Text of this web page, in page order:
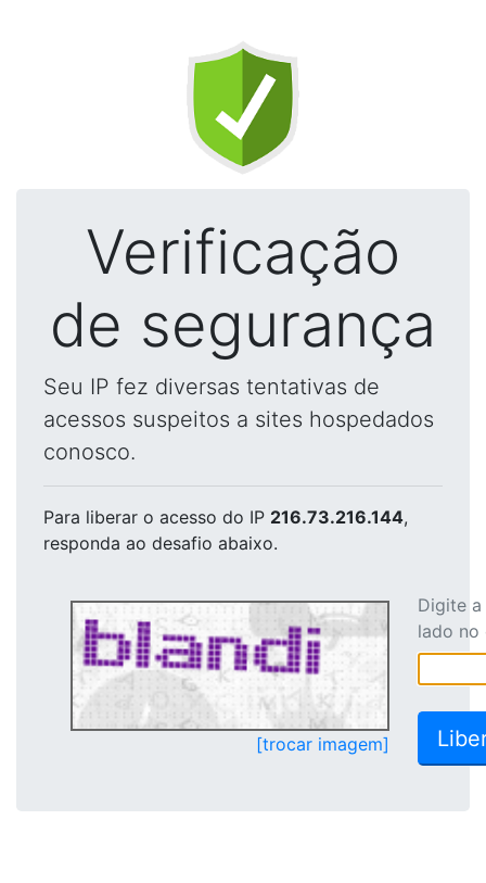
Verificação
de segurança
Seu IP fez diversas tentativas de
acessos suspeitos a sites hospedados
conosco.
Para liberar o acesso do IP 216.73.216.144,
responda ao desafio abaixo.
[trocar imagem]
Digite
lado no